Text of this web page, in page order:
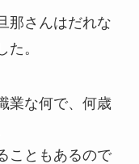
那さんはだれな
。
業な何で、何歳
こともあるので